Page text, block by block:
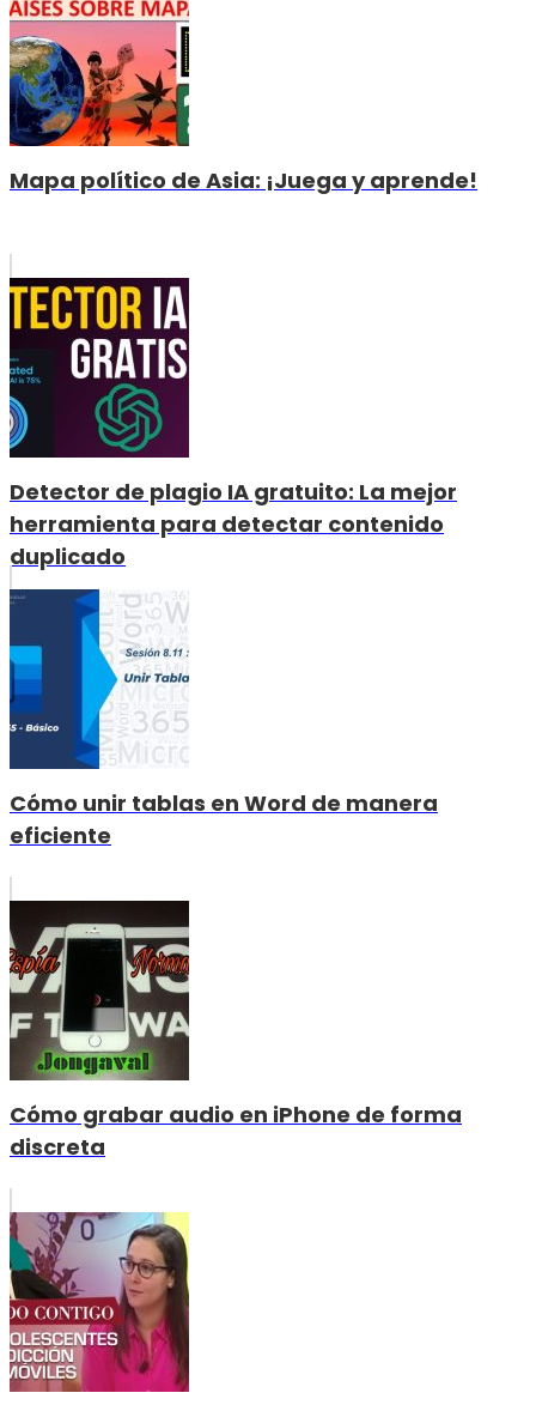
Mapa político de Asia: ¡Juega y aprende!
Detector de plagio IA gratuito: La mejor
herramienta para detectar contenido
duplicado
Cómo unir tablas en Word de manera
eficiente
Cómo grabar audio en iPhone de forma
discreta